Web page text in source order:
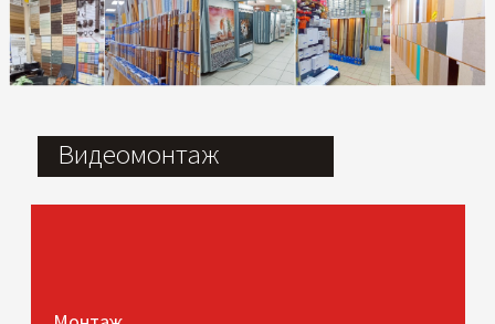
Видеомонтаж